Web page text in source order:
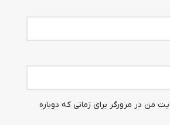
من در مرورگر برای زمانی که دوباره